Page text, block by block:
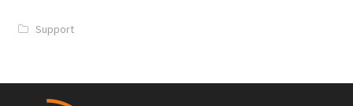
Support